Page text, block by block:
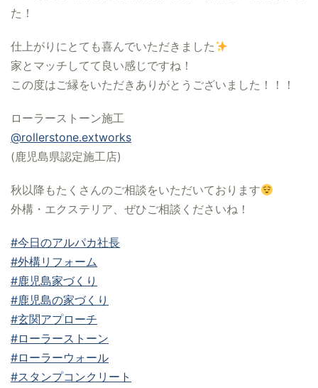
た！
仕上がりにとても喜んでいただきました
家とマッチしてて良い感じですね！
この度はご縁をいただきありがとうございました！！！
ローラーストーン施工
@rollerstone.extworks
(鹿児島県認定施工店)
秋以降もたくさんのご相談をいただいております
外構・エクステリア、ぜひご相談くださいね！
#今日のアルパカ社長
#外構リフォーム
#鹿児島家づくり
#鹿児島の家づくり
#玄関アプローチ
#ローラーストーン
#ローラーウォール
#スタンプコンクリート